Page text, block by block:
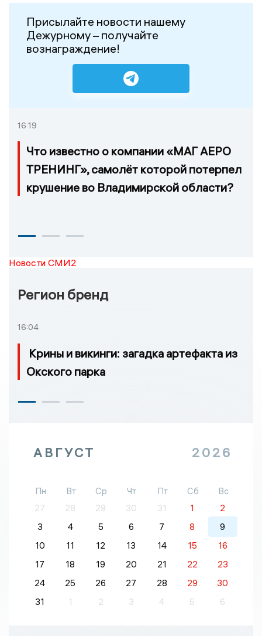
Присылайте новости нашему
Дежурному – получайте
вознаграждение!
16:19
Что известно о компании «МАГ АЕРО
ТРЕНИНГ», самолёт которой потерпел
крушение во Владимирской области?
Новости СМИ2
Регион бренд
16:04
Крины и викинги: загадка артефакта из
Окского парка
АВГУСТ 2026
Пн Вт Ср Чт Пт Сб
Вс
27
28 29 30 31 1
2
3
4 5 6 7 8
9
10
11 12 13 14 15
16
17
18 19 20 21 22
23
24
25 26 27 28 29
30
31
1 2 3 4 5 6